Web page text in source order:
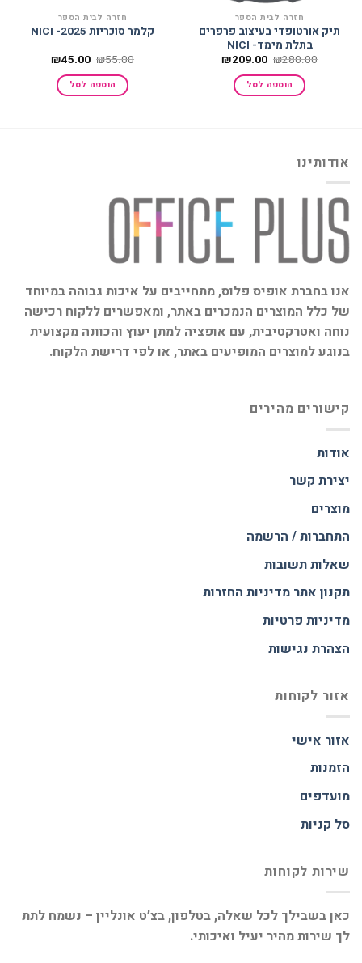
חזרה לבית הספר
תיק אורטופדי בעיצוב פרפרים
בתלת מימד- NICI
₪280.00 המחיר
היה:
₪280.00.
₪209.00 המחיר
הוספה לסל
חזרה לבית הספר
קלמר סוכריות 2025- NICI
₪55.00 המחיר
היה:
₪55.00.
₪45.00 המחיר
הוא:
₪45.00. הוספה לסל
אודותינו
אנו בחברת אופיס פלוס, מתחייבים על איכות גבוהה במיוחד
של כלל המוצרים הנמכרים באתר, ומאפשרים ללקוח רכישה
נוחה ואטרקטיבית, עם אופציה למתן יעוץ והכוונה מקצועית
בנוגע למוצרים המופיעים באתר, או לפי דרישת הלקוח.
קישורים מהירים
אודות
יצירת קשר
מוצרים
התחברות / הרשמה
שאלות תשובות
תקנון אתרמדיניות החזרות
מדיניות פרטיות
הצהרת נגישות
אזור לקוחות
אזור אישי
הזמנות
מועדפים
סל קניות
שירות לקוחות
כאן בשבילך לכל שאלה, בטלפון, בצ’ט אונליין – נשמח לתת
לך שירות מהיר יעיל ואיכותי.